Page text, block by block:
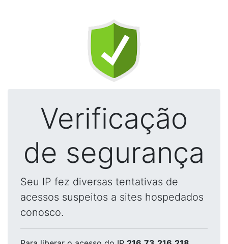
Verificação
de segurança
Seu IP fez diversas tentativas de
acessos suspeitos a sites hospedados
conosco.